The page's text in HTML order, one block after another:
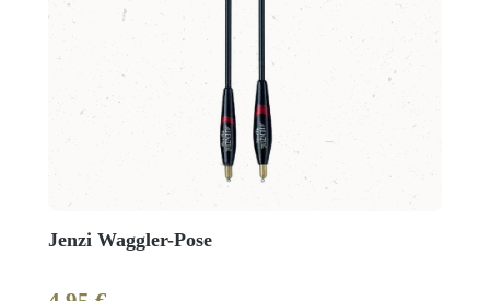
Jenzi Waggler-Pose